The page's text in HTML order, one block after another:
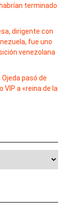
terminado
dirigente con
fue uno
venezolana
pasó de
VIP a «reina de la